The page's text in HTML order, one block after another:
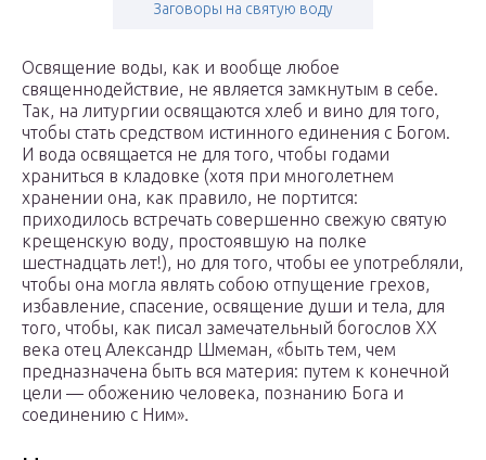
Заговоры на святую воду
Освящение воды, как и вообще любое
священнодействие, не является замкнутым в себе.
Так, на литургии освящаются хлеб и вино для того,
чтобы стать средством истинного единения с Богом.
И вода освящается не для того, чтобы годами
храниться в кладовке (хотя при многолетнем
хранении она, как правило, не портится:
приходилось встречать совершенно свежую святую
крещенскую воду, простоявшую на полке
шестнадцать лет!), но для того, чтобы ее употребляли,
чтобы она могла являть собою отпущение грехов,
избавление, спасение, освящение души и тела, для
того, чтобы, как писал замечательный богослов ХХ
века отец Александр Шмеман, «быть тем, чем
предназначена быть вся материя: путем к конечной
цели — обожению человека, познанию Бога и
соединению с Ним».